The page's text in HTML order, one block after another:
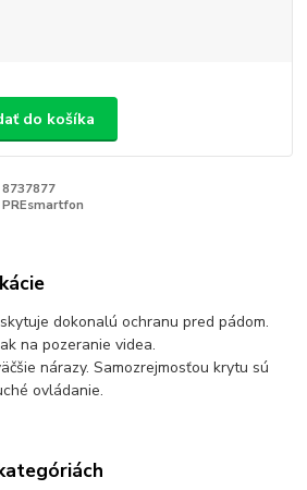
do košíka
8737877
PREsmartfon
dokonalú ochranu pred pádom.
na pozeranie videa.
nárazy.Samozrejmosťou krytu sú
ovládanie.